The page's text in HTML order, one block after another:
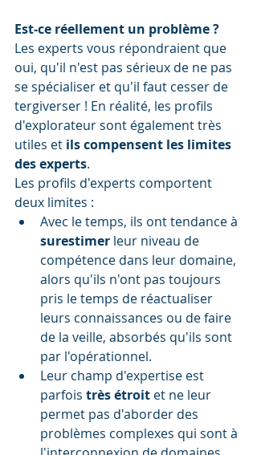
Est-ce réellement un problème ?
Les experts vous répondraient que
oui, qu'il n'est pas sérieux de ne pas
se spécialiser et qu'il faut cesser de
tergiverser ! En réalité, les profils
d'explorateur sont également très
utiles et ils compensent les limites
des experts.
Les profils d'experts comportent
deux limites :
Avec le temps, ils ont tendance à
surestimer leur niveau de
compétence dans leur domaine,
alors qu'ils n'ont pas toujours
pris le temps de réactualiser
leurs connaissances ou de faire
de la veille, absorbés qu'ils sont
par l'opérationnel.
Leur champ d'expertise est
parfois très étroit et ne leur
permet pas d'aborder des
problèmes complexes qui sont à